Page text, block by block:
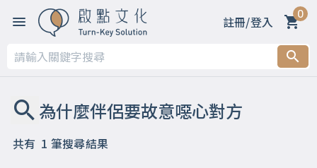
註冊/登入 0
共有 1 筆搜尋結果